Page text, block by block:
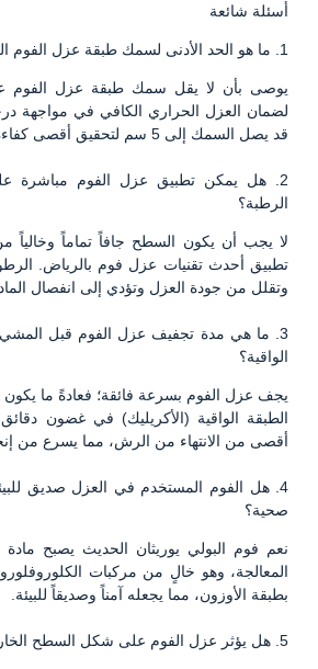
أسئلة شائعة
1. ما هو الحد الأدنى لسمك طبقة عزل الفوم الموصى به في الرياض؟
لضمان العزل الحراري الكافي في مواجهة
قد يصل السمك إلى 5 سم لتحقيق أقصى كفاءة في توفير الطاقة.
2. هل يمكن تطبيق عزل الفوم مباشرة
الرطبة؟
لا يجب أن يكون السطح جافاً تماماً وخالياً
تطبيق أحدث تقنيات عزل فوم بالرياض.
وتقلل من جودة العزل وتؤدي إلى انفصال
3. ما هي مدة تجفيف عزل الفوم قبل المشي
الواقية؟
يجف عزل الفوم بسرعة فائقة؛ فعادةً ما
الطبقة الواقية (الأكريليك) في غضون
أقصى من الانتهاء من الرش، مما يسرع من
4. هل الفوم المستخدم في العزل صديق
صحية؟
نعم فوم البولي يوريثان الحديث يصبح
بطبقة الأوزون، مما يجعله آمناً وصديقاً للبيئة.
5. هل يؤثر عزل الفوم على شكل السطح الخارجي للمبنى؟